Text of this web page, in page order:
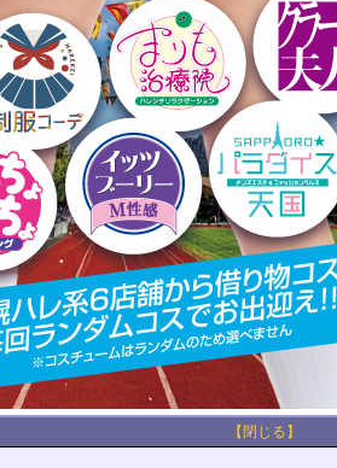
【閉じる】